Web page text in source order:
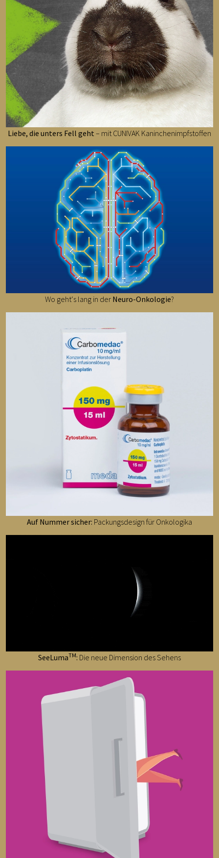
Liebe, die unters Fell geht – mit CUNIVAK Kaninchenimpfstoffen
Wo geht‘s lang in der Neuro-Onkologie?
Auf Nummer sicher: Packungsdesign für Onkologika
SeeLumaTM: Die neue Dimension des Sehens